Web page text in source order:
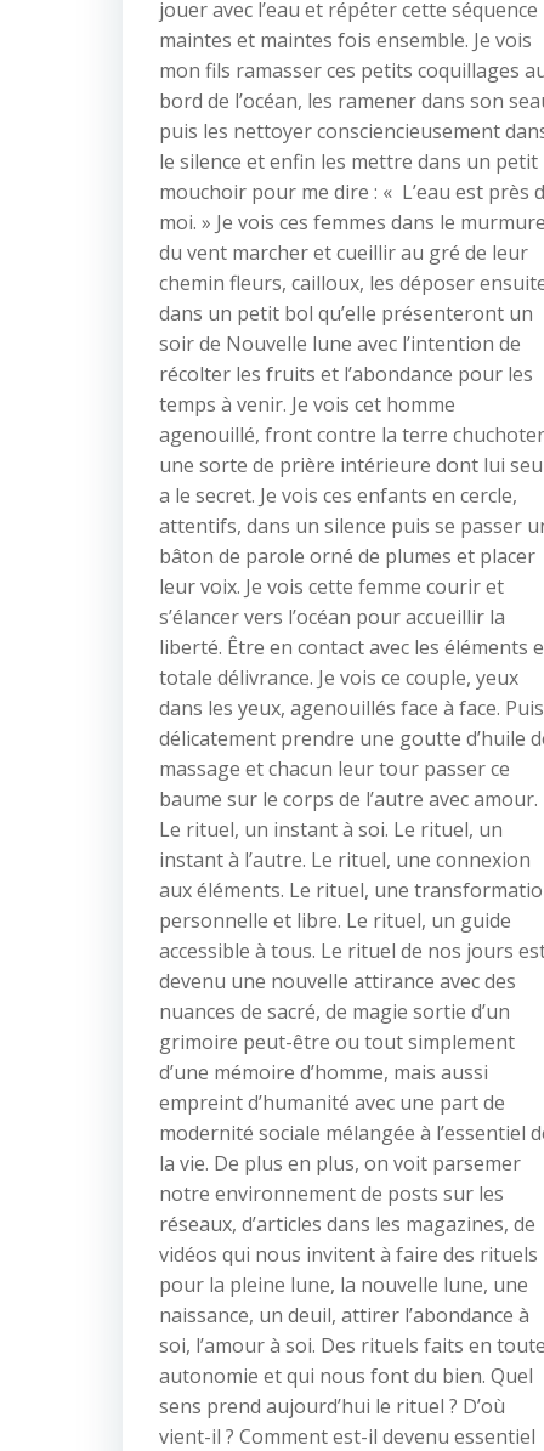
jouer avec l’eau et répéter cette séquence
maintes et maintes fois ensemble. Je vois
mon fils ramasser ces petits coquillages
bord de l’océan, les ramener dans son
puis les nettoyer consciencieusement
le silence et enfin les mettre dans un petit
mouchoir pour me dire : « L’eau est près
moi. » Je vois ces femmes dans le murmure
du vent marcher et cueillir au gré de leur
chemin fleurs, cailloux, les déposer
dans un petit bol qu’elle présenteront un
soir de Nouvelle lune avec l’intention de
récolter les fruits et l’abondance pour les
temps à venir. Je vois cet homme
agenouillé, front contre la terre chuchoter
une sorte de prière intérieure dont lui
a le secret. Je vois ces enfants en cercle,
attentifs, dans un silence puis se passer
bâton de parole orné de plumes et placer
leur voix. Je vois cette femme courir et
s’élancer vers l’océan pour accueillir la
liberté. Être en contact avec les éléments
totale délivrance. Je vois ce couple, yeux
dans les yeux, agenouillés face à face. Puis
délicatement prendre une goutte d’huile
massage et chacun leur tour passer ce
baume sur le corps de l’autre avec amour.
Le rituel, un instant à soi. Le rituel, un
instant à l’autre. Le rituel, une connexion
aux éléments. Le rituel, une
personnelle et libre. Le rituel, un guide
accessible à tous. Le rituel de nos jours
devenu une nouvelle attirance avec des
nuances de sacré, de magie sortie d’un
grimoire peut-être ou tout simplement
d’une mémoire d’homme, mais aussi
empreint d’humanité avec une part de
modernité sociale mélangée à l’essentiel
la vie. De plus en plus, on voit parsemer
notre environnement de posts sur les
réseaux, d’articles dans les magazines, de
vidéos qui nous invitent à faire des rituels
pour la pleine lune, la nouvelle lune, une
naissance, un deuil, attirer l’abondance à
soi, l’amour à soi. Des rituels faits en toute
autonomie et qui nous font du bien. Quel
sens prend aujourd’hui le rituel ? D’où
vient-il ? Comment est-il devenu essentiel